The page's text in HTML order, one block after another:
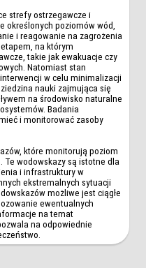
strefy ostrzegawcze i
określonych poziomów wód,
i reagowanie na zagrożenia
na którym
takie jak ewakuacje czy
Natomiast stan
w celu minimalizacji
nauki zajmująca się
na środowisko naturalne
Badania
i monitorować zasoby
które monitorują poziom
Te wodowskazy są istotne dla
i infrastruktury w
ekstremalnych sytuacji
możliwe jest ciągłe
ewentualnych
na temat
na odpowiednie